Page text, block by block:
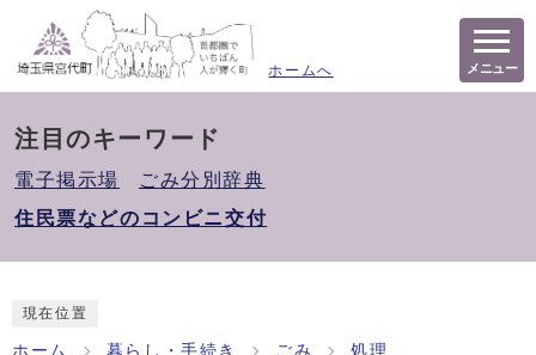
ホームへ メニュー
注目のキーワード
電子掲示場
ごみ分別辞典
住民票などのコンビニ交付
現在位置
ホーム 暮らし・手続き ごみ 処理